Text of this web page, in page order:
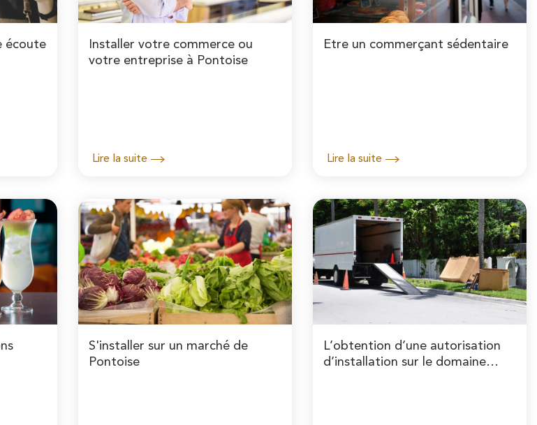
écoute
Installer votre commerce ou
votre entreprise à Pontoise
Lire la suite
Etre un commerçant sédentaire
Lire la suite
S'installer sur un marché de
Pontoise
L’obtention d’une autorisation
d’installation sur le domaine